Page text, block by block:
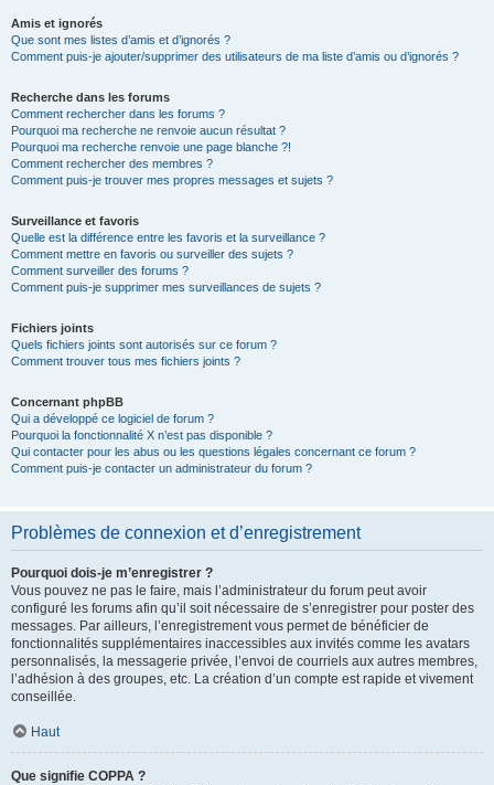
Amis et ignorés
Que sont mes listes d’amis et d’ignorés ?
Comment puis-je ajouter/supprimer des utilisateurs de ma liste d’amis ou d’ignorés ?
Recherche dans les forums
Comment rechercher dans les forums ?
Pourquoi ma recherche ne renvoie aucun résultat ?
Pourquoi ma recherche renvoie une page blanche ?!
Comment rechercher des membres ?
Comment puis-je trouver mes propres messages et sujets ?
Surveillance et favoris
Quelle est la différence entre les favoris et la surveillance ?
Comment mettre en favoris ou surveiller des sujets ?
Comment surveiller des forums ?
Comment puis-je supprimer mes surveillances de sujets ?
Fichiers joints
Quels fichiers joints sont autorisés sur ce forum ?
Comment trouver tous mes fichiers joints ?
Concernant phpBB
Qui a développé ce logiciel de forum ?
Pourquoi la fonctionnalité X n’est pas disponible ?
Qui contacter pour les abus ou les questions légales concernant ce forum ?
Comment puis-je contacter un administrateur du forum ?
Problèmes de connexion et d’enregistrement
Pourquoi dois-je m’enregistrer ?
Vous pouvez ne pas le faire, mais l’administrateur du forum peut avoir
configuré les forums afin qu’il soit nécessaire de s’enregistrer pour poster des
messages. Par ailleurs, l’enregistrement vous permet de bénéficier de
fonctionnalités supplémentaires inaccessibles aux invités comme les avatars
personnalisés, la messagerie privée, l’envoi de courriels aux autres membres,
l’adhésion à des groupes, etc. La création d’un compte est rapide et vivement
conseillée.
Haut
Que signifie COPPA ?